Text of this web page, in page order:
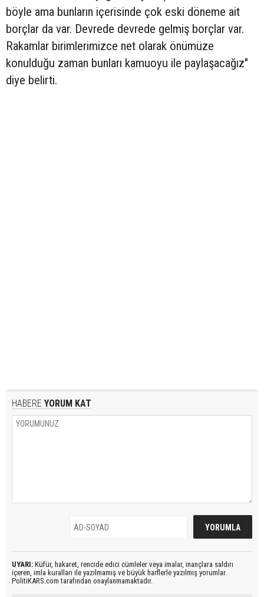
böyle ama bunların içerisinde çok eski döneme ait
borçlar da var. Devrede devrede gelmiş borçlar var.
Rakamlar birimlerimizce net olarak önümüze
konulduğu zaman bunları kamuoyu ile paylaşacağız"
diye belirti.
HABERE YORUM KAT
UYARI: Küfür, hakaret, rencide edici cümleler veya imalar, inançlara saldırı
içeren, imla kuralları ile yazılmamış ve büyük harflerle yazılmış yorumlar
PolitiKARS.com tarafından onaylanmamaktadır.